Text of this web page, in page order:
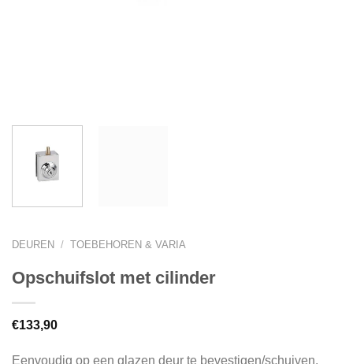
DEUREN / TOEBEHOREN & VARIA
Opschuifslot met cilinder
€133,90
Eenvoudig op een glazen deur te bevestigen/schuiven.